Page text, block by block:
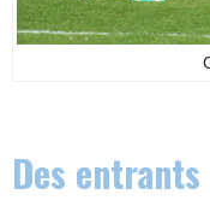
Des